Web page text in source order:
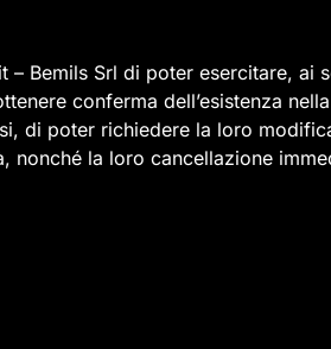
Bemils Srl di poter esercitare, ai
conferma dell’esistenza
di poter richiedere la loro
la loro cancellazione